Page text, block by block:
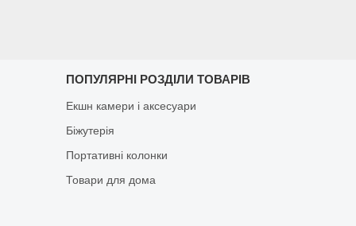
ПОПУЛЯРНІ РОЗДІЛИ ТОВАРІВ
Екшн камери і аксесуари
Біжутерія
Портативні колонки
Товари для дома